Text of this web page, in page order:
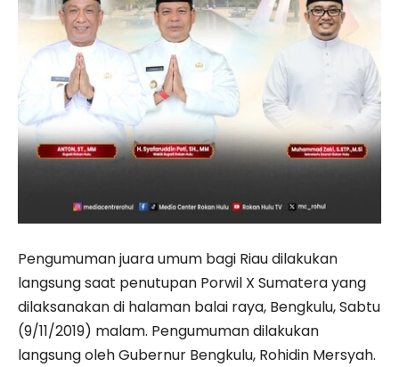
Pengumuman juara umum bagi Riau dilakukan
langsung saat penutupan Porwil X Sumatera yang
dilaksanakan di halaman balai raya, Bengkulu, Sabtu
(9/11/2019) malam. Pengumuman dilakukan
langsung oleh Gubernur Bengkulu, Rohidin Mersyah.